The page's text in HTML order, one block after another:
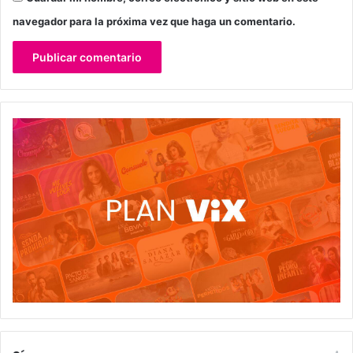
navegador para la próxima vez que haga un comentario.